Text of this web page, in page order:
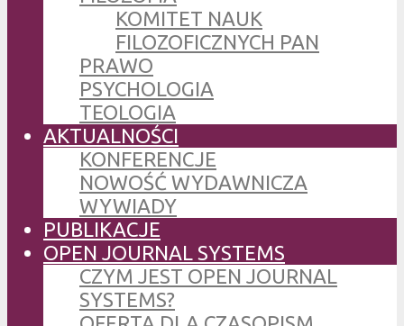
KOMITET NAUK
FILOZOFICZNYCH PAN
PRAWO
PSYCHOLOGIA
TEOLOGIA
AKTUALNOŚCI
KONFERENCJE
NOWOŚĆ WYDAWNICZA
WYWIADY
PUBLIKACJE
OPEN JOURNAL SYSTEMS
CZYM JEST OPEN JOURNAL
SYSTEMS?